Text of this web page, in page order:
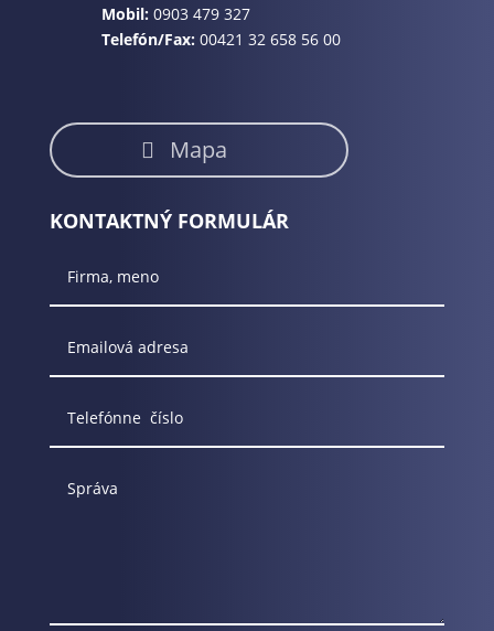
Mobil: 0903 479 327
Telefón/Fax:00421 32 658 56 00
Mapa
KONTAKTNÝ FORMULÁR